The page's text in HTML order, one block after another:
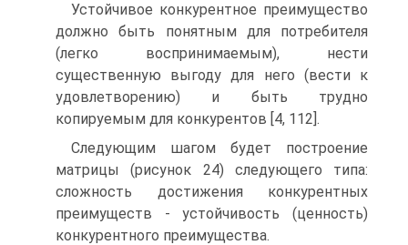
Устойчивое конкурентное преимущество
должно быть понятным для потребителя
(легко воспринимаемым), нести
существенную выгоду для него (вести к
удовлетворению) и быть трудно
копируемым для конкурентов [4, 112].
Следующим шагом будет построение
матрицы (рисунок 24) следующего типа:
сложность достижения конкурентных
преимуществ - устойчивость (ценность)
конкурентного преимущества.